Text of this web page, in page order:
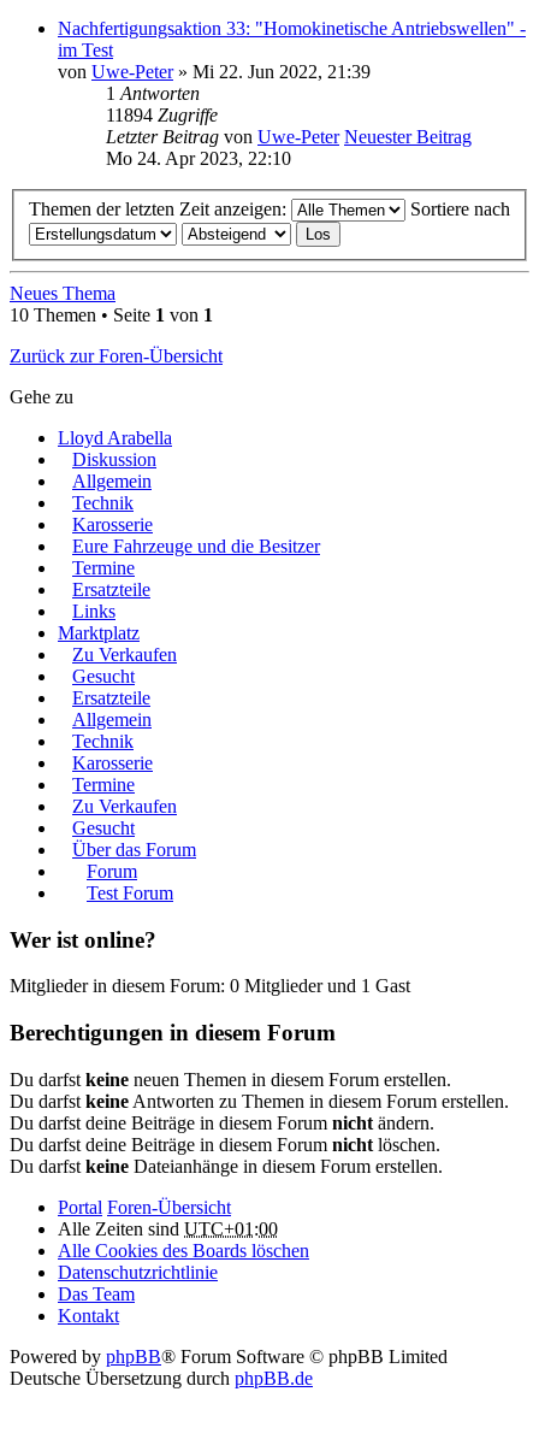
Nachfertigungsaktion 33: "Homokinetische Antriebswellen" -
im Test
von Uwe-Peter» Mi 22. Jun 2022, 21:39
1 Antworten
11894 Zugriffe
Letzter Beitrag von Uwe-Peter Neuester Beitrag
Mo 24. Apr 2023, 22:10
Themen der letzten Zeit anzeigen: Sortiere nach
Neues Thema
10 Themen • Seite 1 von 1
Zurück zur Foren-Übersicht
Gehe zu
Lloyd Arabella
Diskussion
Allgemein
Technik
Karosserie
Eure Fahrzeuge und die Besitzer
Termine
Ersatzteile
Links
Marktplatz
Zu Verkaufen
Gesucht
Ersatzteile
Allgemein
Technik
Karosserie
Termine
Zu Verkaufen
Gesucht
Über das Forum
Forum
Test Forum
Wer ist online?
Mitglieder in diesem Forum: 0 Mitglieder und 1 Gast
Berechtigungen in diesem Forum
Du darfst keine neuen Themen in diesem Forum erstellen.
Du darfst keine Antworten zu Themen in diesem Forum erstellen.
Du darfst deine Beiträge in diesem Forum nicht ändern.
Du darfst deine Beiträge in diesem Forum nicht löschen.
Du darfst keine Dateianhänge in diesem Forum erstellen.
Portal Foren-Übersicht
Alle Zeiten sind UTC+01:00
Alle Cookies des Boards löschen
Datenschutzrichtlinie
Das Team
Kontakt
Powered by phpBB® Forum Software © phpBB Limited
Deutsche Übersetzung durch phpBB.de